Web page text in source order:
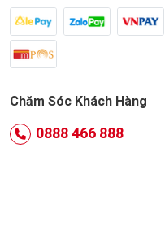
Chăm Sóc Khách Hàng
0888 466 888